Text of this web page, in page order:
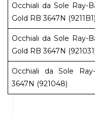
Occhiali da Sole Ray-
Gold RB 3647N (9211B1)
Occhiali da Sole Ray-
Gold RB 3647N
Occhiali da Sole
3647N (921048)